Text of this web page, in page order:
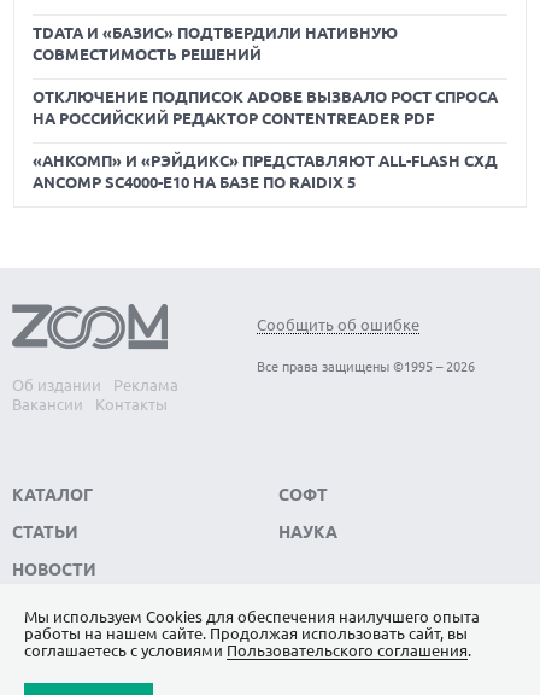
TDATA И «БАЗИС» ПОДТВЕРДИЛИ НАТИВНУЮ
СОВМЕСТИМОСТЬ РЕШЕНИЙ
ОТКЛЮЧЕНИЕ ПОДПИСОК ADOBE ВЫЗВАЛО РОСТ СПРОСА
НА РОССИЙСКИЙ РЕДАКТОР CONTENTREADER PDF
«АНКОМП» И «РЭЙДИКС» ПРЕДСТАВЛЯЮТ ALL-FLASH СХД
ANCOMP SC4000-E10 НА БАЗЕ ПО RAIDIX 5
Об издании
Реклама
Вакансии
Контакты
Сообщить об ошибке
Все права защищены ©1995 – 2026
КАТАЛОГ
СТАТЬИ
НОВОСТИ
СОФТ
НАУКА
ПОДПИШИТЕСЬ НА НАС
ЯНДЕКС.ДЗЕН
Мы используем Сookies для обеспечения наилучшего опыта
работы на нашем сайте. Продолжая использовать сайт, вы
соглашаетесь с условиями Пользовательского соглашения.